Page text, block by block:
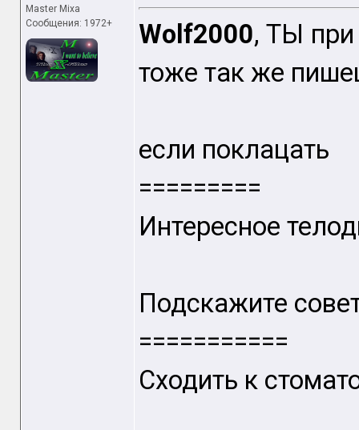
Master Mixa
Сообщения: 1972+
Wolf2000, ТЫ при
тоже так же
если поклацать
=========
Интересное
Подскажите
===========
Сходить к